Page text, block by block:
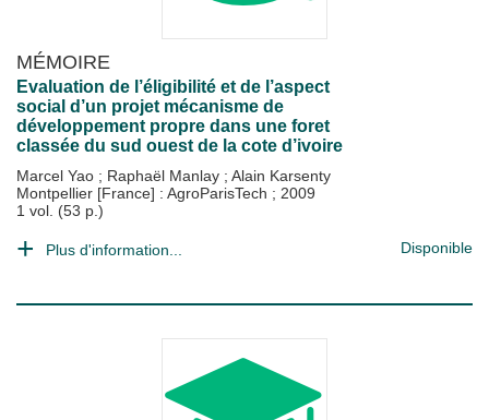
MÉMOIRE
Evaluation de l’éligibilité et de l’aspect
social d’un projet mécanisme de
développement propre dans une foret
classée du sud ouest de la cote d’ivoire
Marcel Yao ; Raphaël Manlay ; Alain Karsenty
Montpellier [France] : AgroParisTech ; 2009
1 vol. (53 p.)
Plus d'information... Disponible